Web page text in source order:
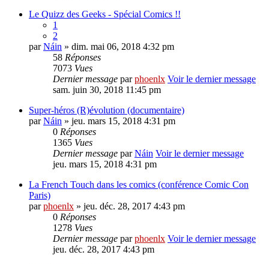
Le Quizz des Geeks - Spécial Comics !!
1
2
parNáin » dim. mai 06, 2018 4:32 pm
58 Réponses
7073 Vues
Dernier message parphoenlx Voir le dernier message
sam. juin 30, 2018 11:45 pm
Super-héros (R)évolution (documentaire)
parNáin » jeu. mars 15, 2018 4:31 pm
0 Réponses
1365 Vues
Dernier message parNáin Voir le dernier message
jeu. mars 15, 2018 4:31 pm
La French Touch dans les comics (conférence Comic Con
Paris)
parphoenlx » jeu. déc. 28, 2017 4:43 pm
0 Réponses
1278 Vues
Dernier message parphoenlx Voir le dernier message
jeu. déc. 28, 2017 4:43 pm